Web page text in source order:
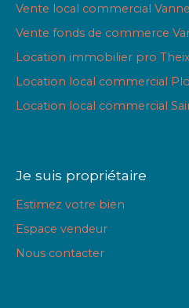
Vente local commercial
Vente fonds de commerce
Location immobilier pro
Location local commercial
Location local commercial
Je suis propriétaire
Estimez votre bien
Espace vendeur
Nous contacter